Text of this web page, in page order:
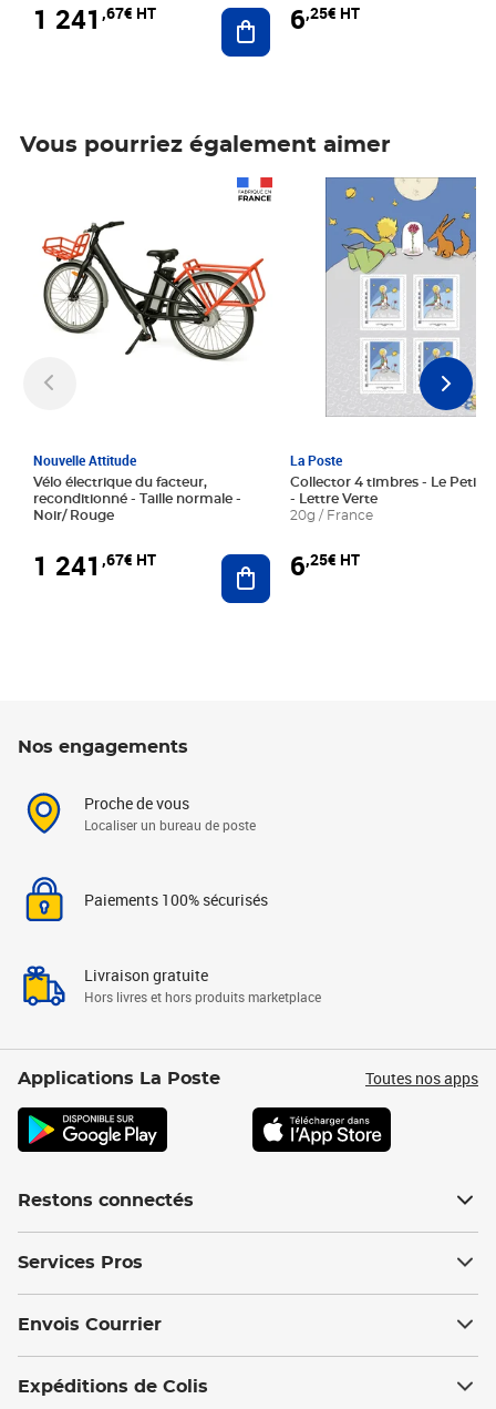
1 241 ,67€ HT Ajouter au panier
6,25€ HT
Vous pourriez également aimer
Nouvelle Attitude
Vélo électrique du facteur,
reconditionné - Taille normale -
Noir/ Rouge
1 241 ,67€ HT Ajouter au panier
La Poste
Collector 4 timbres - Le Petit
- Lettre Verte
20g / France
6,25€ HT
Prix 6,25€ HT
Nos engagements
Proche de vous
Localiser un bureau de poste
Paiements 100% sécurisés
Livraison gratuite
Hors livres et hors produits marketplace
Applications La Poste Toutes nos apps
Restons connectés
Services Pros
Envois Courrier
Expéditions de Colis